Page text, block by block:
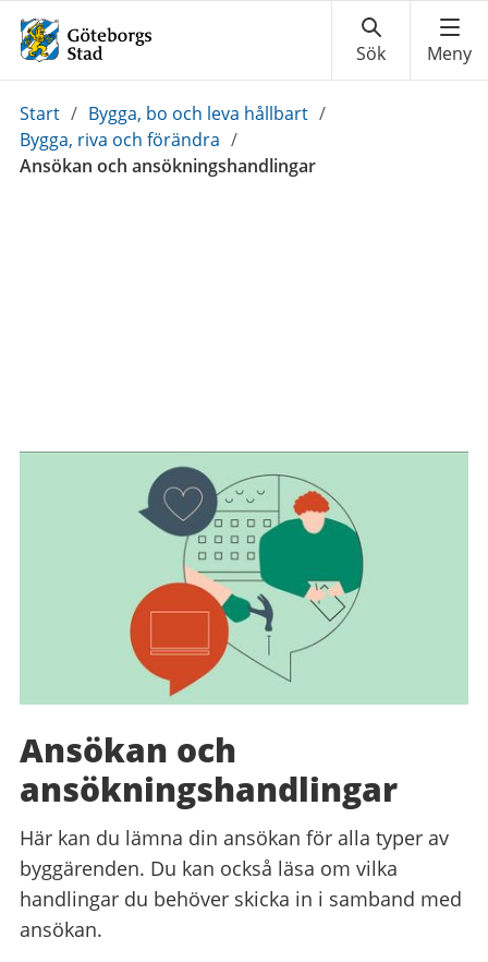
Du
är
här:
Start / Bygga, bo och leva hållbart /
Bygga, riva och förändra /
Ansökan och ansökningshandlingar
Ansökan och
ansökningshandlingar
Här kan du lämna din ansökan för alla typer av
byggärenden. Du kan också läsa om vilka
handlingar du behöver skicka in i samband med
ansökan.